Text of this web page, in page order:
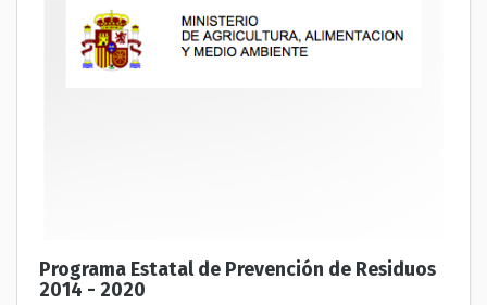
Programa Estatal de Prevención de Residuos
2014 - 2020